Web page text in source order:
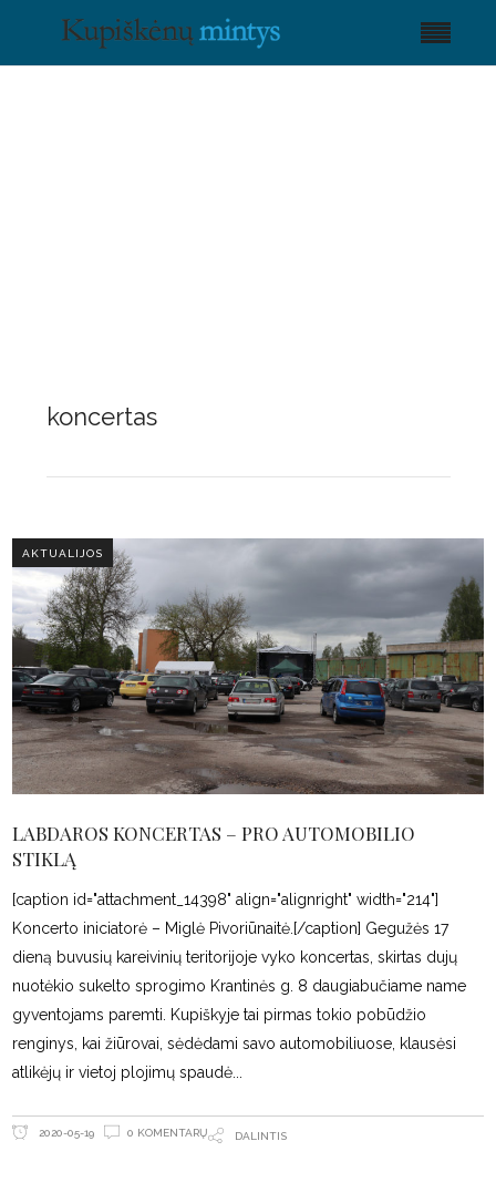
koncertas
AKTUALIJOS
LABDAROS KONCERTAS – PRO AUTOMOBILIO
STIKLĄ
[caption id="attachment_14398" align="alignright" width="214"]
Koncerto iniciatorė – Miglė Pivoriūnaitė.[/caption] Gegužės 17
dieną buvusių kareivinių teritorijoje vyko koncertas, skirtas dujų
nuotėkio sukelto sprogimo Krantinės g. 8 daugiabučiame name
gyventojams paremti. Kupiškyje tai pirmas tokio pobūdžio
renginys, kai žiūrovai, sėdėdami savo automobiliuose, klausėsi
atlikėjų ir vietoj plojimų spaudė
2020-05-19 0 KOMENTARŲ DALINTIS